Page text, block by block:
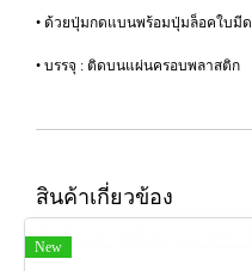
• ด้วยปุ่มกดแบนพร้อมปุ่มล็อคใบมีด
• บรรจุ : ติดบนแผ่นครอบพลาสติก
สินค้าเกี่ยวข้อง
New